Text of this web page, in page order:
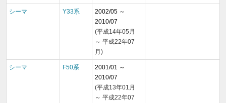
シーマ Y33系
2002/05 ～
2010/07
(平成14年05月
～ 平成22年07
月)
シーマ F50系
2001/01 ～
2010/07
(平成13年01月
～ 平成22年07